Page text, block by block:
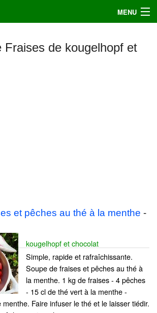
MENU
Fraises de kougelhopf et
et pêches au thé à la menthe -
kougelhopf et chocolat
Simple, rapide et rafraîchissante.
Soupe de fraises et pêches au thé à
la menthe. 1 kg de fraises - 4 pêches
- 15 cl de thé vert à la menthe -
Faire infuser le thé et le laisser tiédir.